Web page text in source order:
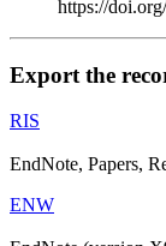
https://
Export the
RIS
EndNote, Papers,
ENW